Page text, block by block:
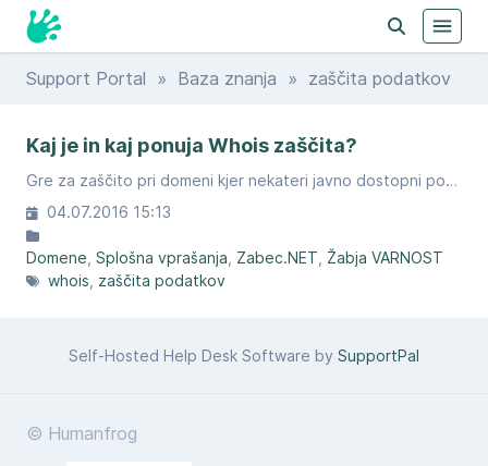
Support Portal » Baza znanja » zaščita podatkov
Kaj je in kaj ponuja Whois zaščita?
Gre za zaščito pri domeni kjer nekateri javno dostopni podatki ob iskanju ostanejo skriti.
04.07.2016 15:13
Domene Splošna vprašanja Zabec.NET Žabja VARNOST
whois zaščita podatkov
Self-Hosted Help Desk Software by SupportPal
© Humanfrog